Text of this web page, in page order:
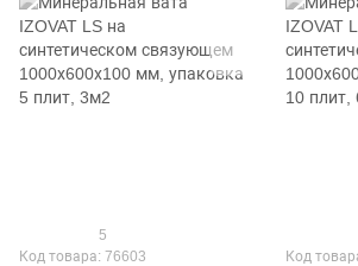
5
Код товара: 76603
Код